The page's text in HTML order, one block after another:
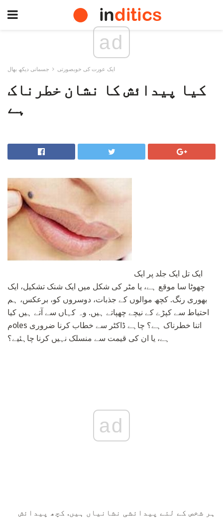
ad
ایک عورت کی خوبصورتی جسمانی دیکھ بھال
کیا پیدائش کا نشان خطرناک
ہے
چھوٹا سا موقع ہے، یا مٹر کی شکل میں ایک شنک تشکیل، ایک
بھوری رنگ. کچھ موالوں کے جذبات، دوسروں کو، برعکس، ہم
احتیاط سے کپڑے کے نیچے چھپاتے ہیں. وہ کہاں سے آتے ہیں کیا
مoles اتنا خطرناک ہے؟ چاہے ڈاکٹر سے خطاب کرنا ضروری
ہے، یا ان کی قیمت سے منسلک نہیں کرنا چاہئیے؟
ad
ہر شخص کے لئے پیدائشی نشانیاں ہیں. کچھ پیدائش